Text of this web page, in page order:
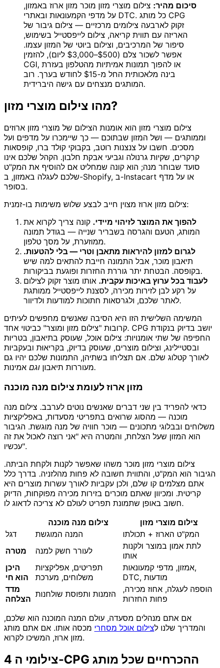
סיכום מהיר: צילום מוצרי מזון מוכר מזון ארוז באמזון,
על מדפי הקמעונאות ובאתרי DTC. כל מותג CPG
זקוק לארבעה צילומים מרכזיים — צילום גיבור של
האריזה עם תווית קריאה, צילום לייפסטייל בשימוש,
סיפור של המרכיבים, וצילום ביוטי של המזון עצמו.
אפשר לשכור צלם ($500–$3,000 ליום), להזמין
CGI, או להפוך תמונות אמיתיות מהטלפון בעזרת
בינה מלאכותית החל מ-$15 לחודש בערך. רוב
המותגים מנצחים עם גישה היברידית.
מהו צילום מוצרי מזון?
צילום מוצרי מזון הוא אומנות הצילום של מוצרי מזון ארוזים
וממותגים — ושל המזון שבתוכם — כך שיימכרו על מדפים ועל
מסכים. חשבו על צנצנות רוטב, בקבוקי קולד ברו, קופסאות
קרקרים, שקיות גרנולה וגביעי אבקת חלבון. הקהל שלכם אינו
סועד שבוחר מנה; הוא קונה שמחליט אם להוסיף את המק"ט
שלכם לעגלה באמזון, ב-Shopify, ב-Instacart או על מדף
בסופר.
צילום מזון ארוז מצוין חייב לבצע שלוש משימות בו-זמנית:
להפוך את המוצר לזיהוי מיידי. קונה צריך לקרוא את
המותג, הטעם והגרסה בשבריר שנייה — בגודל תמונה
ממוזערת, על מסך טלפון.
לגרום למזון להיראות מתאבן וטרי — בלי להטעות.
תיאבון מוכר, אבל התמונה חייבת להתאים למה שיש
בקופסה. הבטחת יתר גוררת החזרות ופוגעת בביקורות.
לעבוד בכל ערוץ באיכות עקבית. אותו מוצר זקוק לצילום
על רקע לבן לזירות מכירה, לסצנת לייפסטייל ממותגת
לאתר שלכם, ולגרסאות חתוכות למודעות ולדיוור.
המשימה השלישית הזו היא הסיבה שאנשים מחפשים לעיתים
קרובות "צילום מזון ומוצר" כביטוי אחד. CPG יושב בדיוק בנקודת
החפיפה של שתי אומנויות: צילום אוכל, שעוסק בתיאבון, בטריות
ובסטיילינג, וצילום מוצרים, שעוסק בדיוק, בקריאוּת ובעקביות
לאורך קטלוג שלם. אם תצליחו בשתיהן, התמונות שלכם יהיו גם
מעוררות תיאבון וגם אמינות.
מזון ארוז לעומת צילום מנה מוכנה
כדאי להפריד בין שני דברים שאנשים נוטים לערבב. צילום מנה
מוכנה — מהסוג שרואים בתפריטי מסעדות, באפליקציות
משלוחים ובבלוגי מתכונים — מוכר חוויה של מנה מוגשת. הגיבור
הוא המזון שעל הצלחת, והמטרה היא "אני רוצה לאכול את זה
עכשיו".
צילום מוצרי מזון מוכר משהו שאפשר לקנות ולקחת הביתה.
הגיבור הוא המק"ט, והתווית חשובה לא פחות מהלזניה. בדרך כלל
אתם מצלמים קו שלם, ולכן עקביות לאורך עשרות מוצרים היא
קריטית. ומכיוון שאתם מוכרים בזירות מכירה מפוקחות, הדיוק
חשוב באופן שתמונת תפריט לעולם לא צריכה לדאוג לו.
צילום מנה מוכנה
צילום מוצרי מזון
דגל
המנה המוגשת
המק"ט הארוז + תכולתו
מטרה
לעורר חשק למנה
לתת אמון במוצר ולקנות
אותו
היכן
הוא חי
תפריטים, אפליקציות
משלוחים, מערכת
אמזון, מדפי קמעונאות,
DTC, מודעות
מדד
הצלחה הזמנות ותפוסת שולחנות
הוספה לעגלה, אחוז מכירה,
פחות החזרות
אם אתם מנהלים מסעדה, עולם המנה המוכנה הוא שלכם,
והמדריך שלנו לצילום אוכל מסחרי מכסה אותו. אם אתם מותג
מזון ארוז, המשיכו לקרוא.
4 צילומי ה-CPG ההכרחיים שכל מותג